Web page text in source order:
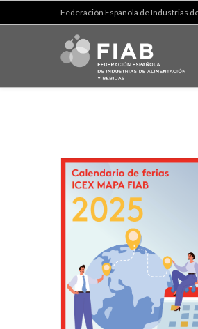
Federación Española de Industrias